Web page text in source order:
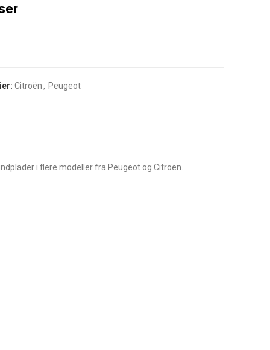
Citroën, Peugeot
i flere modeller fra Peugeot og Citroën.